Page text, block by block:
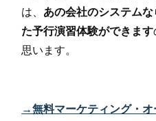
は、 あの会社のシステム
た予行演習体験ができます
思います。
→無料マーケティング・